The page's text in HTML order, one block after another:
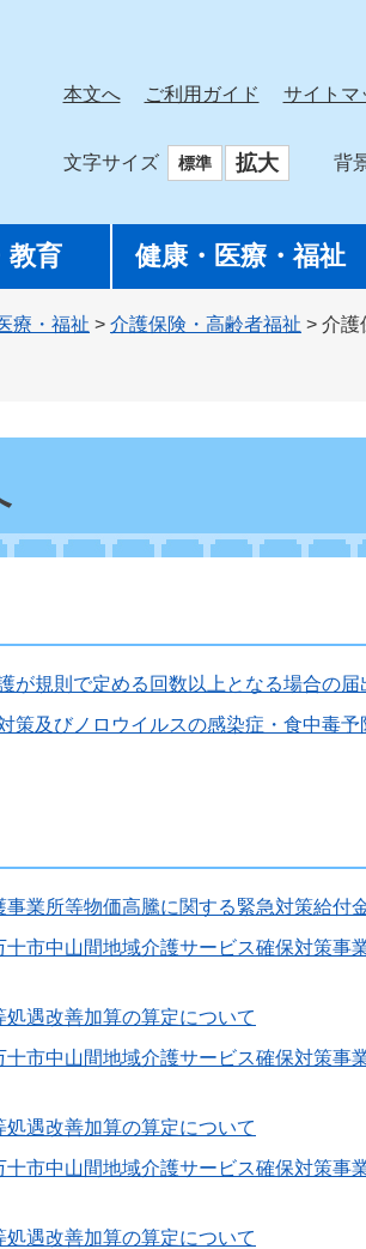
本文へ ご利用ガイド サイトマ
文字サイズ 標準 拡大 背
教育 健康・医療・福祉
療・福祉 > 介護保険・高齢者福祉 > 介護
が規則で定める回数以上となる場合の届
策及びノロウイルスの感染症・食中毒予
業所等物価高騰に関する緊急対策給付
十市中山間地域介護サービス確保対策事
遇改善加算の算定について
十市中山間地域介護サービス確保対策事
遇改善加算の算定について
十市中山間地域介護サービス確保対策事
遇改善加算の算定について